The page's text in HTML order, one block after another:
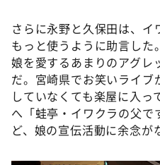
さらに永野と久保田は、イ
もっと使うように助言した
娘を愛するあまりのアグレ
だ。宮崎県でお笑いライ
していなくても楽屋に入
へ「蛙亭・イワクラの父
ど、娘の宣伝活動に余念が